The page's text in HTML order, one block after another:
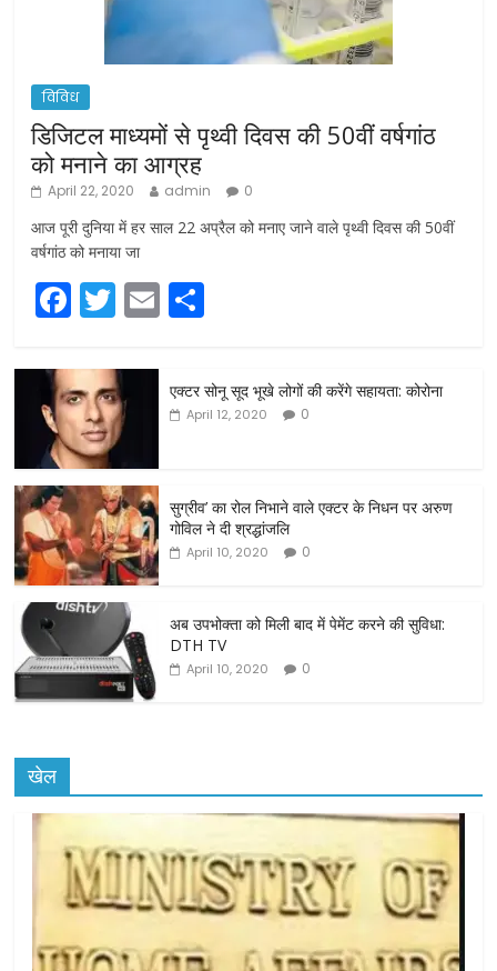
विविध
डिजिटल माध्यमों से पृथ्वी दिवस की 50वीं वर्षगांठ
को मनाने का आग्रह
April 22, 2020 admin 0
आज पूरी दुनिया में हर साल 22 अप्रैल को मनाए जाने वाले पृथ्वी दिवस की 50वीं
वर्षगांठ को मनाया जा
F
a
c
e
b
o
o
k
T
w
itt
er
E
m
ar
e
एक्टर सोनू सूद भूखे लोगों की करेंगे सहायता: कोरोना
April 12, 2020 0
सुग्रीव’ का रोल निभाने वाले एक्टर के निधन पर अरुण
गोविल ने दी श्रद्धांजलि
April 10, 2020 0
अब उपभोक्ता को मिली बाद में पेमेंट करने की सुविधा:
DTH TV
April 10, 2020 0
खेल